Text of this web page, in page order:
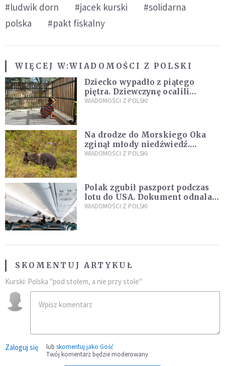
#ludwik dorn #jacek kurski
#solidarna
polska
#pakt fiskalny
WIĘCEJ W:WIADOMOŚCI Z POLSKI
Dziecko wypadło z piątego
piętra. Dziewczynę ocalili
sąsiedzi
WIADOMOŚCI Z POLSKI
Na drodze do Morskiego Oka
zginął młody niedźwiedź.
Sprawę bada Policja i TPN
WIADOMOŚCI Z POLSKI
Polak zgubił paszport podczas
lotu do USA. Dokument odnalazł
się w nietypowym miejscu
WIADOMOŚCI Z POLSKI
SKOMENTUJ ARTYKUŁ
Kurski: Polska "pod stołem, a nie przy stole"
Zaloguj się lub skomentuj jako Gość
Twój komentarz będzie moderowany